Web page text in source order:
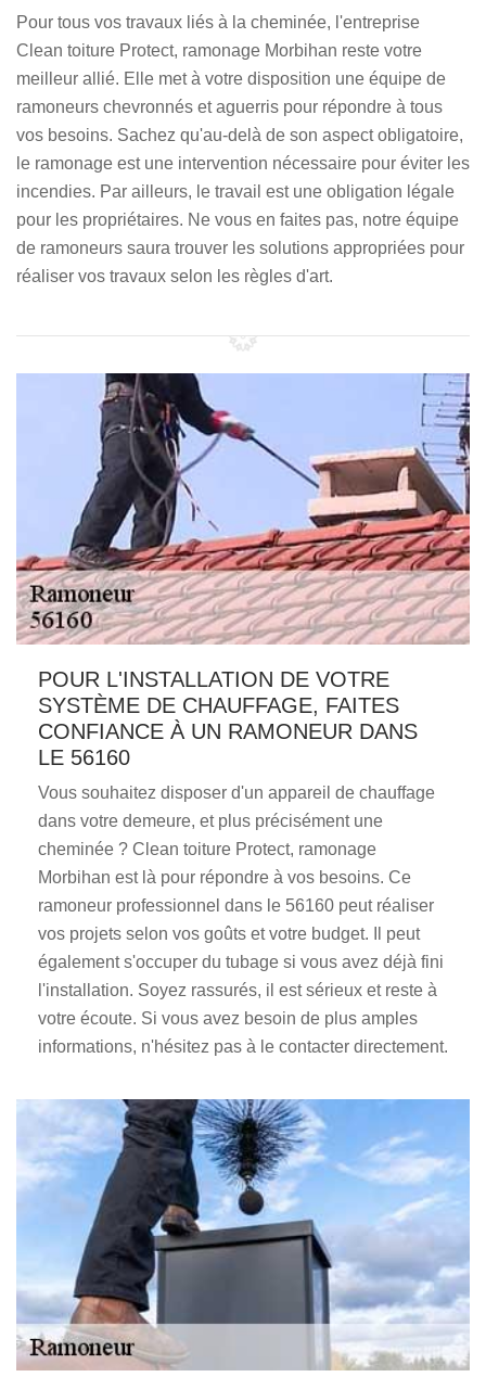
Pour tous vos travaux liés à la cheminée, l'entreprise
Clean toiture Protect, ramonage Morbihan reste votre
meilleur allié. Elle met à votre disposition une équipe de
ramoneurs chevronnés et aguerris pour répondre à tous
vos besoins. Sachez qu'au-delà de son aspect obligatoire,
le ramonage est une intervention nécessaire pour éviter les
incendies. Par ailleurs, le travail est une obligation légale
pour les propriétaires. Ne vous en faites pas, notre équipe
de ramoneurs saura trouver les solutions appropriées pour
réaliser vos travaux selon les règles d'art.
POUR L'INSTALLATION DE VOTRE
SYSTÈME DE CHAUFFAGE, FAITES
CONFIANCE À UN RAMONEUR DANS
LE 56160
Vous souhaitez disposer d'un appareil de chauffage
dans votre demeure, et plus précisément une
cheminée ? Clean toiture Protect, ramonage
Morbihan est là pour répondre à vos besoins. Ce
ramoneur professionnel dans le 56160 peut réaliser
vos projets selon vos goûts et votre budget. Il peut
également s'occuper du tubage si vous avez déjà fini
l'installation. Soyez rassurés, il est sérieux et reste à
votre écoute. Si vous avez besoin de plus amples
informations, n'hésitez pas à le contacter directement.